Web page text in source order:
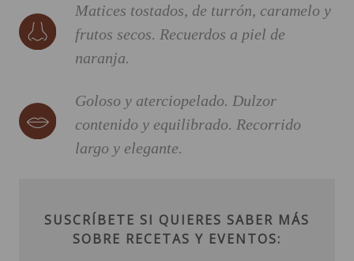
Matices tostados, de turrón, caramelo y
frutos secos. Recuerdos a piel de
naranja.
Goloso y aterciopelado. Dulzor
contenido y equilibrado. Recorrido
largo y elegante.
SUSCRÍBETE SI QUIERES SABER MÁS
SOBRE RECETAS Y EVENTOS: